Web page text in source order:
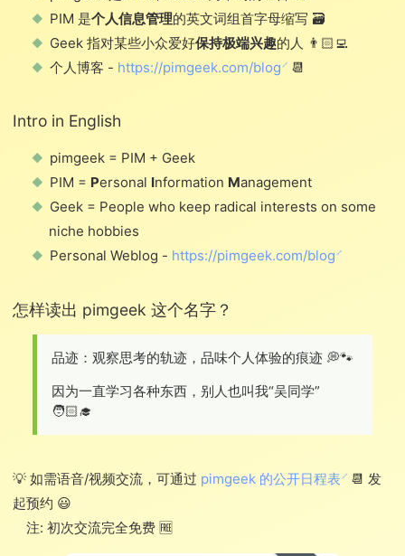
PIM 是个人信息管理的英文词组首字母缩写 🗃️
Geek 指对某些小众爱好保持极端兴趣的人 👨🏻‍💻
个人博客 - https://pimgeek.com/blog 📆
Intro in English
pimgeek = PIM + Geek
PIM = Personal Information Management
Geek = People who keep radical interests on some
niche hobbies
Personal Weblog - https://pimgeek.com/blog
怎样读出 pimgeek 这个名字？
品迹：观察思考的轨迹，品味个人体验的痕迹 💭🐾
因为一直学习各种东西，别人也叫我“吴同学”
🧑🏻‍🎓
💡 如需语音/视频交流，可通过 pimgeek 的公开日程表
📆 发
起预约 😃
注: 初次交流完全免费 🆓